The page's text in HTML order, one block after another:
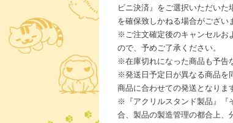
ビニ決済』をご選択いただい
を確保致しかねる場合がござい
※ご注文確定後のキャンセルお
ので、予めご了承ください。
※在庫切れになった商品も予告
※発送日予定日が異なる商品を
商品に合わせての発送となりま
※『アクリルスタンド製品』『
合、製品の製造管理の都合上、